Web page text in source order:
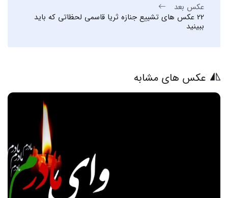
عکس بعد
22 عکس های تشییع جنازه ثریا قاسمی لحظاتی که باید
ببینید
عکس های مشابه